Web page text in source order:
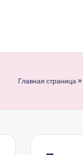
Главная страница»